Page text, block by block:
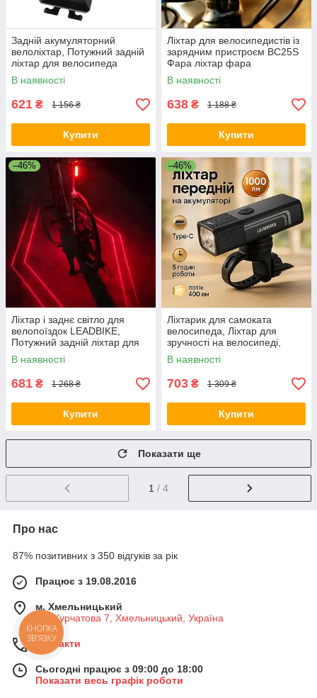
Задній акумуляторний
велоліхтар, Потужний задній
ліхтар для велосипеда
Маячок велосипедний WB-53
В наявності
621 ₴ 1 156 ₴
Купити
Ліхтар для велосипедистів із
зарядним пристроєм BC25S
Фара ліхтар фара
велосипедна BM-67
В наявності
638 ₴ 1 188 ₴
Купити
–46%
Ліхтар і заднє світло для
велопоїздок LEADBIKE,
Потужний задній ліхтар для
велосипеда RD-92
В наявності
681 ₴ 1 268 ₴
Купити
–46%
Ліхтарик для самоката
велосипеда, Ліхтар для
зручності на велосипеді,
Водонепроникний велоліхтар
IH-45
В наявності
703 ₴ 1 309 ₴
Купити
Показати ще
1 / 4
Про нас
87% позитивних з 350 відгуків за рік
Працює з 19.08.2016
м. Хмельницький
вул Курчатова 7, Хмельницький, Україна
Контакти
Сьогодні працює з 09:00 до 18:00
Показати весь графік роботи
КНОПКА
ЗВ'ЯЗКУ